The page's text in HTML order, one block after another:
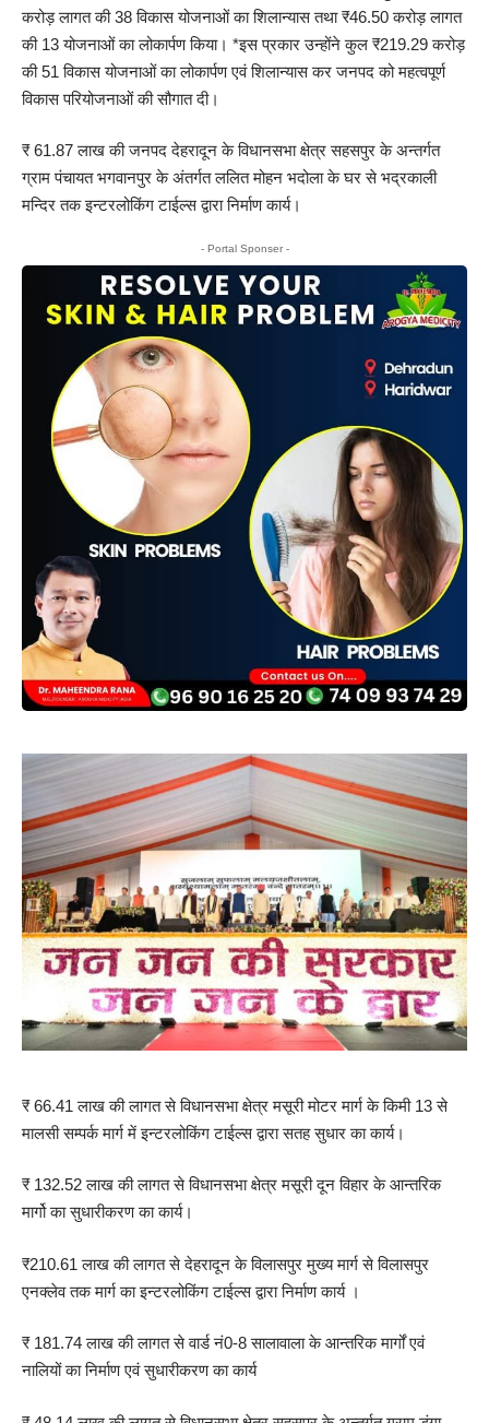
करोड़ लागत की 38 विकास योजनाओं का शिलान्यास तथा ₹46.50 करोड़ लागत
की 13 योजनाओं का लोकार्पण किया। *इस प्रकार उन्होंने कुल ₹219.29 करोड़
की 51 विकास योजनाओं का लोकार्पण एवं शिलान्यास कर जनपद को महत्वपूर्ण
विकास परियोजनाओं की सौगात दी।
₹ 61.87 लाख की जनपद देहरादून के विधानसभा क्षेत्र सहसपुर के अन्तर्गत
ग्राम पंचायत भगवानपुर के अंतर्गत ललित मोहन भदोला के घर से भद्रकाली
मन्दिर तक इन्टरलोकिंग टाईल्स द्वारा निर्माण कार्य।
- Portal Sponser -
₹ 66.41 लाख की लागत से विधानसभा क्षेत्र मसूरी मोटर मार्ग के किमी 13 से
मालसी सम्पर्क मार्ग में इन्टरलोकिंग टाईल्स द्वारा सतह सुधार का कार्य।
₹ 132.52 लाख की लागत से विधानसभा क्षेत्र मसूरी दून विहार के आन्तरिक
मार्गो का सुधारीकरण का कार्य।
₹210.61 लाख की लागत से देहरादून के विलासपुर मुख्य मार्ग से विलासपुर
एनक्लेव तक मार्ग का इन्टरलोकिंग टाईल्स द्वारा निर्माण कार्य ।
₹ 181.74 लाख की लागत से वार्ड नं0-8 सालावाला के आन्तरिक मार्गों एवं
नालियों का निर्माण एवं सुधारीकरण का कार्य